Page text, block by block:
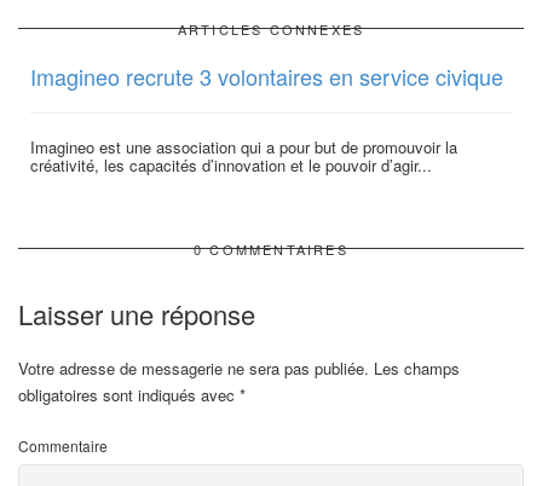
ARTICLES CONNEXES
Imagineo recrute 3 volontaires en service civique
Imagineo est une association qui a pour but de promouvoir la
créativité, les capacités d’innovation et le pouvoir d’agir...
0 COMMENTAIRES
Laisser une réponse
Votre adresse de messagerie ne sera pas publiée. Les champs
obligatoires sont indiqués avec *
Commentaire